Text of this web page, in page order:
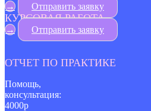
→
Отправить заявку
КУРСОВАЯ РАБОТА
→ Отправить заявку
ОТЧЕТ ПО ПРАКТИКЕ
Помощь,
консультация:
4000р